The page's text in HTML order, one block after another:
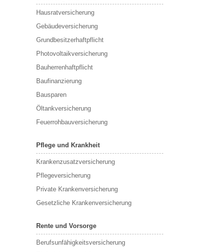
Hausratversicherung
Gebäudeversicherung
Grundbesitzerhaftpflicht
Photovoltaikversicherung
Bauherrenhaftpflicht
Baufinanzierung
Bausparen
Öltankversicherung
Feuerrohbauversicherung
Pflege und Krankheit
Krankenzusatzversicherung
Pflegeversicherung
Private Krankenversicherung
Gesetzliche Krankenversicherung
Rente und Vorsorge
Berufs­unfähigkeitsversicherung